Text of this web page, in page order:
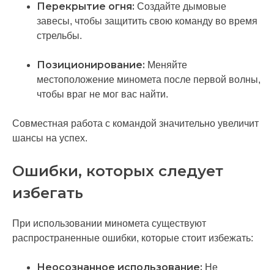
Перекрытие огня: Создайте дымовые
завесы, чтобы защитить свою команду во время
стрельбы.
Позиционирование: Меняйте
местоположение миномета после первой волны,
чтобы враг не мог вас найти.
Совместная работа с командой значительно увеличит
шансы на успех.
Ошибки, которых следует
избегать
При использовании миномета существуют
распространенные ошибки, которые стоит избежать:
Неосознанное использование: Не